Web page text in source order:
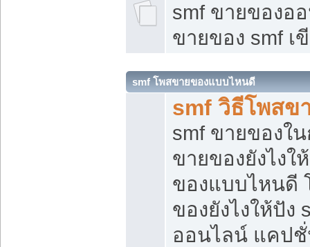
smf ขายของอ
ขายของ smf เ
smf โพสขายของแบบไหนดี
smf วิธีโพสข
smf ขายของใ
ขายของยังไง
ของแบบไหนดี
ของยังไงให้ปั
ออนไลน์ แคป